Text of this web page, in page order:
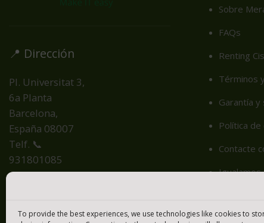
To provide the best experiences, we use technologies like cookies to
📍 Dirección
Pl. Universitat 3,
6a Planta
Barcelona,
España 08007
Telf. 📞
931801085
Sobre
FAQs
Renting
Términos
Garantía
Política
Contacte
Igualamos